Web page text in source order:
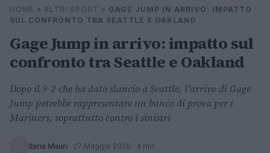
Cerca
⌕ ×
HOME » ALTRI SPORT » GAGE JUMP IN ARRIVO: IMPATTO
SUL CONFRONTO TRA SEATTLE E OAKLAND
Gage Jump in arrivo: impatto sul
confronto tra Seattle e Oakland
Dopo il 9-2 che ha dato slancio a Seattle, l'arrivo di Gage
Jump potrebbe rappresentare un banco di prova per i
Mariners, soprattutto contro i sinistri
Ilaria Mauri · 27 Maggio 2026 · 4 min